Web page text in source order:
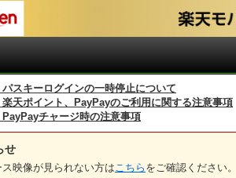
パスキーログインの一時停止について
楽天ポイント、PayPayのご利用に関する注意事項
PayPayチャージ時の注意事項
せ
ス映像が見られない方は こちら をご確認ください。